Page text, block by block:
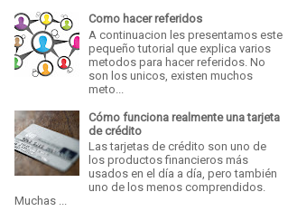
Como hacer referidos
A continuacion les presentamos este
pequeño tutorial que explica varios
metodos para hacer referidos. No
son los unicos, existen muchos
meto...
Cómo funciona realmente una tarjeta
de crédito
Las tarjetas de crédito son uno de
los productos financieros más
usados en el día a día, pero también
uno de los menos comprendidos.
Muchas ...